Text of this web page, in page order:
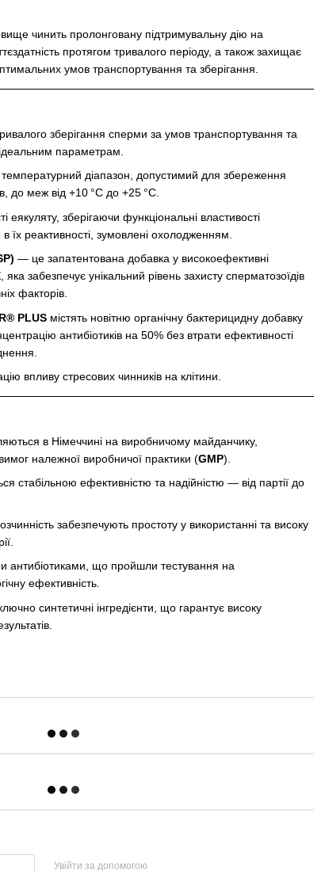
чинить пролонговану підтримувальну дію на
протягом тривалого періоду, а також захищає
умов транспортування та зберігання.
зберігання сперми за умов транспортування та
параметрам.
діапазон, допустимий для збереження
до меж від +10 °C до +25 °C.
еякуляту, зберігаючи функціональні властивості
їх реактивності, зумовлені охолодженням.
— це запатентована добавка у високоефективні
, яка забезпечує унікальний рівень захисту сперматозоїдів
факторів.
PLUS містять новітню органічну бактерицидну добавку
антибіотиків на 50% без втрати ефективності
впливу стресових чинників на клітини.
в Німеччині на виробничому майданчику,
належної виробничої практики (GMP).
стабільною ефективністю та надійністю — від партії до
забезпечують простоту у використанні та високу
антибіотиками, що пройшли тестування на
ефективність.
синтетичні інгредієнти, що гарантує високу
Увійти за допомогою